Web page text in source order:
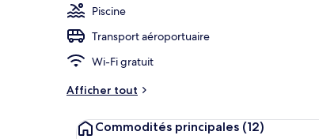
Piscine
Transport aéroportuaire
Wi-Fi gratuit
Afficher tout
Commodités principales (12)